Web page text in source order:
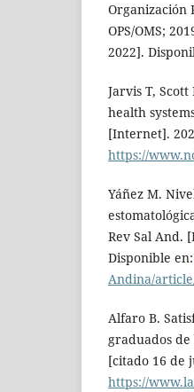
Organización
OPS/OMS;
2022].
Jarvis T,
health
[Internet].
https://
Yáñez M.
Rev Sal And.
Disponible en:
Andina/
Alfaro B.
graduados
[citado 16 de
https://